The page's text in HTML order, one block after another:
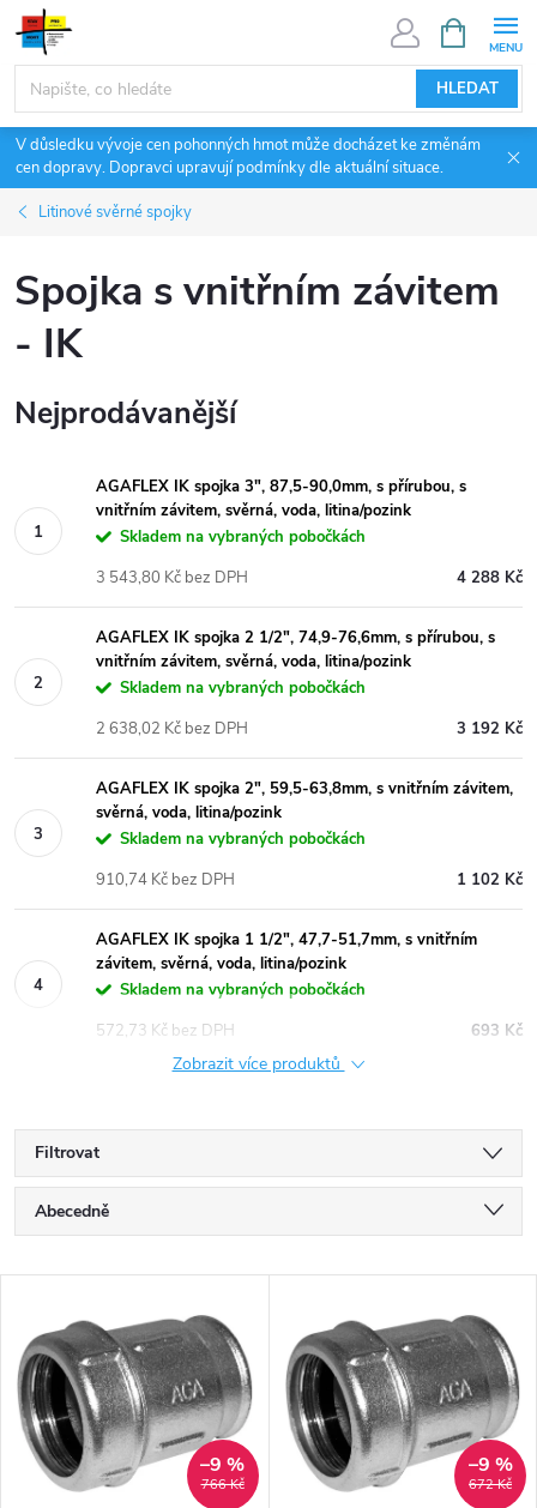
Přejít
obsah
HLEDAT
NÁKUPNÍ
KOŠÍK
V důsledku vývoje cen pohonných hmot může docházet ke změnám
cen dopravy. Dopravci upravují podmínky dle aktuální situace.
Litinové svěrné spojky
Spojka s vnitřním závitem
- IK
Nejprodávanější
AGAFLEX IK spojka 3", 87,5-90,0mm, s přírubou, s
vnitřním závitem, svěrná, voda, litina/pozink
Skladem na vybraných pobočkách
4 288 Kč
3 543,80 Kč bez DPH
AGAFLEX IK spojka 2 1/2", 74,9-76,6mm, s přírubou, s
vnitřním závitem, svěrná, voda, litina/pozink
Skladem na vybraných pobočkách
3 192 Kč
2 638,02 Kč bez DPH
AGAFLEX IK spojka 2", 59,5-63,8mm, s vnitřním závitem,
svěrná, voda, litina/pozink
Skladem na vybraných pobočkách
1 102 Kč
910,74 Kč bez DPH
AGAFLEX IK spojka 1 1/2", 47,7-51,7mm, s vnitřním
závitem, svěrná, voda, litina/pozink
Skladem na vybraných pobočkách
693 Kč
572,73 Kč bez DPH
Zobrazit více produktů
Filtrovat
Ř
a
z
e
n
Abecedně
Nejprodávanější
ý
p
766 Kč
–9 %
672 Kč
–9 %